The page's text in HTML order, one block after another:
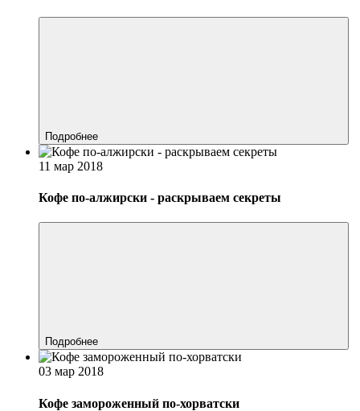
Подробнее
11 мар 2018
Кофе по-алжирски - раскрываем секреты
Подробнее
03 мар 2018
Кофе замороженный по-хорватски